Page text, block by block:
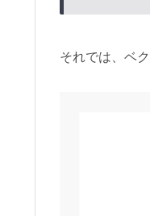
それでは、ベ